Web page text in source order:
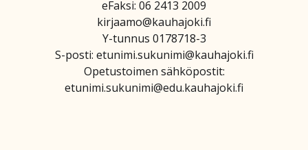
eFaksi: 06 2413 2009
kirjaamo@kauhajoki.fi
Y-tunnus 0178718-3
S-posti: etunimi.sukunimi@kauhajoki.fi
Opetustoimen sähköpostit:
etunimi.sukunimi@edu.kauhajoki.fi